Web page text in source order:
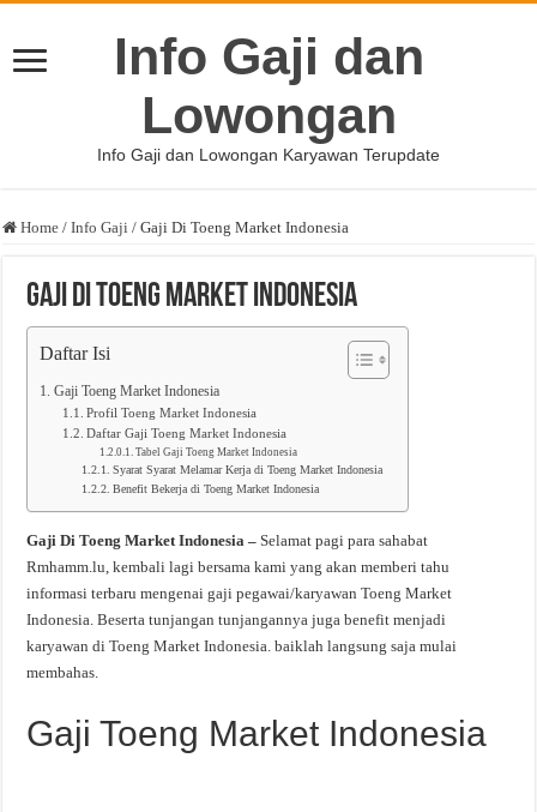
Info Gaji dan
Lowongan
Info Gaji dan Lowongan Karyawan Terupdate
Home / Info Gaji / Gaji Di Toeng Market Indonesia
Gaji Di Toeng Market Indonesia
Daftar Isi
Gaji Toeng Market Indonesia
Profil Toeng Market Indonesia
Daftar Gaji Toeng Market Indonesia
Tabel Gaji Toeng Market Indonesia
Syarat Syarat Melamar Kerja di Toeng Market Indonesia
Benefit Bekerja di Toeng Market Indonesia
Gaji Di Toeng Market Indonesia –Selamat pagi para sahabat
Rmhamm.lu, kembali lagi bersama kami yang akan memberi tahu
informasi terbaru mengenai gaji pegawai/karyawan Toeng Market
Indonesia. Beserta tunjangan tunjangannya juga benefit menjadi
karyawan di Toeng Market Indonesia. baiklah langsung saja mulai
membahas.
Gaji Toeng Market Indonesia